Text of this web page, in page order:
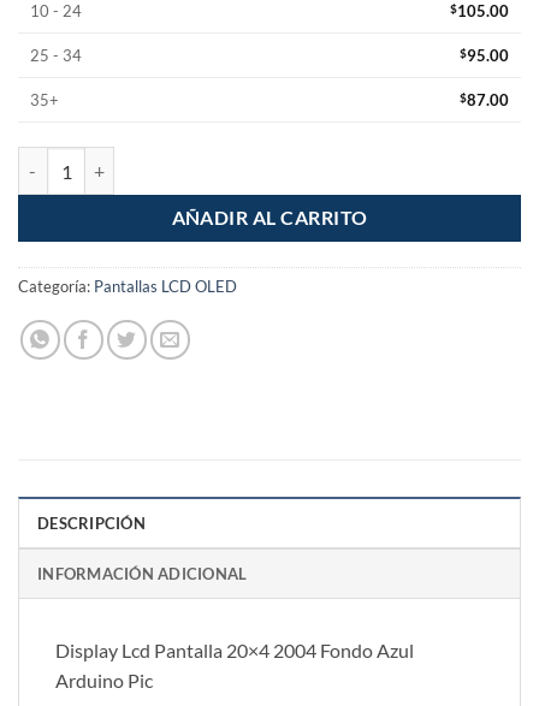
10 - 24 $105.00
25 - 34 $95.00
35+ $87.00
AÑADIR AL CARRITO
Categoría: Pantallas LCD OLED
DESCRIPCIÓN
INFORMACIÓN ADICIONAL
Display Lcd Pantalla 20×4 2004 Fondo Azul
Arduino Pic